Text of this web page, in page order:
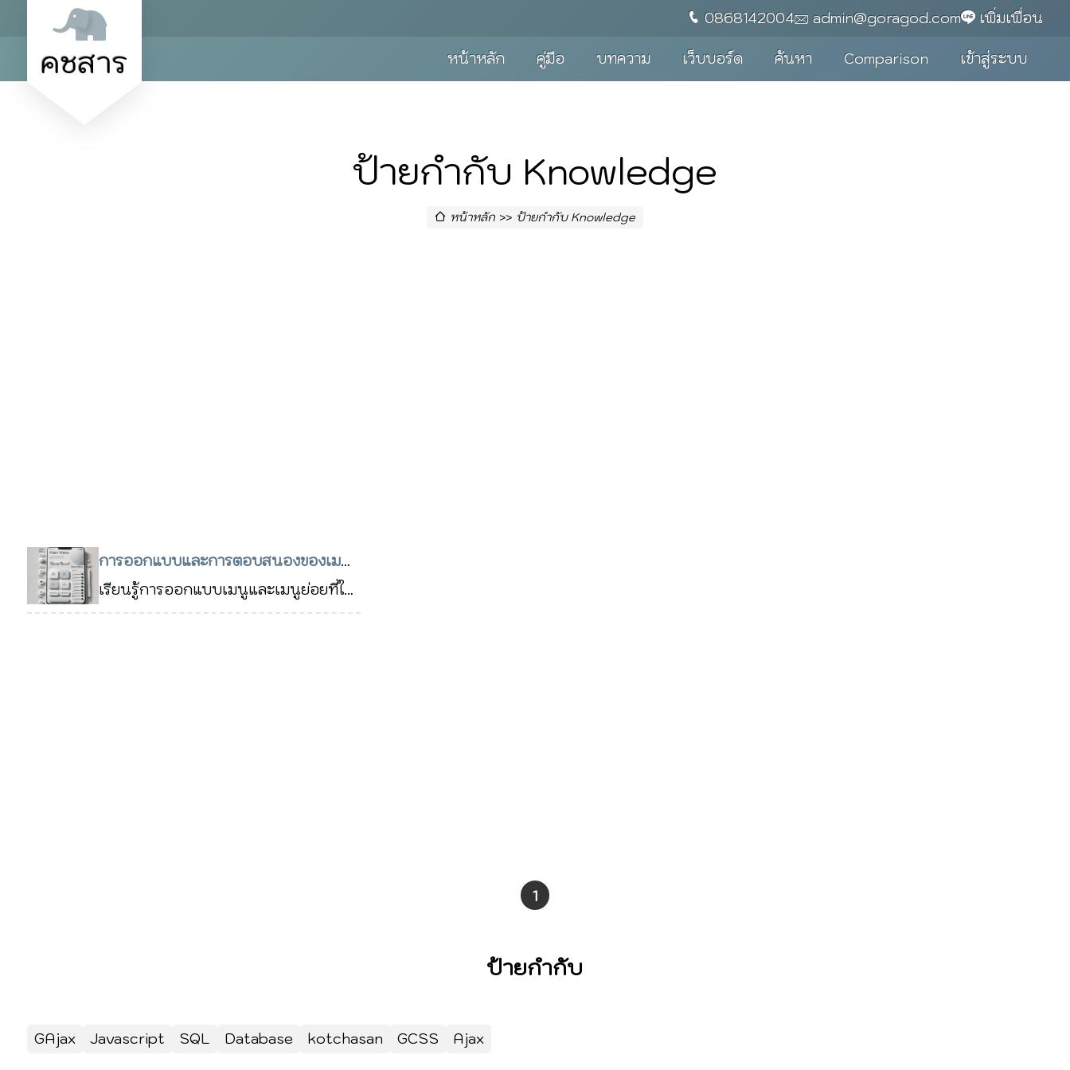
คชสาร
0868142004 admin@goragod.com เพิ่มเพื่อน
หน้าหลัก คู่มือ บทความ เว็บบอร์ด ค้นหา Comparison เข้าสู่ระบบ
ป้ายกำกับ Knowledge
หน้าหลัก ป้ายกำกับ Knowledge
การออกแบบและการตอบสนองของเมนู
และเมนูย่อยที่ดี
06 ธ.ค. 2567
เรียนรู้การออกแบบเมนูและเมนูย่อยที่ใช้
งานง่าย ครอบคลุมการใช้งานทั้งเด
1
ป้ายกำกับ
GAjax Javascript SQL Database kotchasan GCSS Ajax